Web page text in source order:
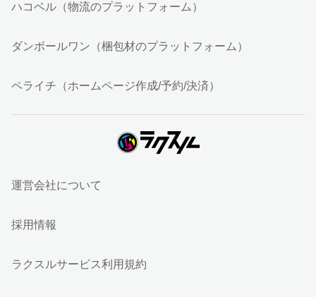
ハコベル（物流のプラットフォーム）
ダンボールワン（梱包材のプラットフォーム）
ペライチ（ホームページ作成/予約/決済）
運営会社について
採用情報
ラクスルサービス利用規約